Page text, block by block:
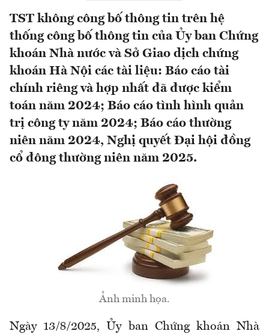
TST không công bố thông tin trên hệ
thống công bố thông tin của Ủy ban Chứng
khoán Nhà nước và Sở Giao dịch chứng
khoán Hà Nội các tài liệu: Báo cáo tài
chính riêng và hợp nhất đã được kiểm
toán năm 2024; Báo cáo tình hình quản
trị công ty năm 2024; Báo cáo thường
niên năm 2024, Nghị quyết Đại hội đồng
cổ đông thường niên năm 2025.
Ảnh minh họa.
Ngày 13/8/2025, Ủy ban Chứng khoán Nhà